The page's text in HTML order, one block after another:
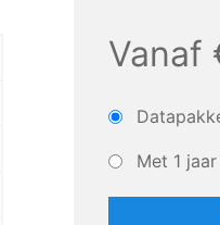
Vanaf
Met 1